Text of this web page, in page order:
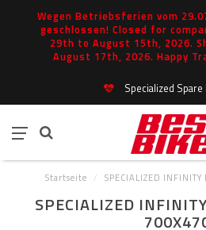
Wegen Betriebsferien vom
geschlossen! Closed for
29th to August 15th, 2026.
August 17th, 2026. Happy
Specialized
Startseite / SPECIALIZED INFINITY
SPECIALIZED